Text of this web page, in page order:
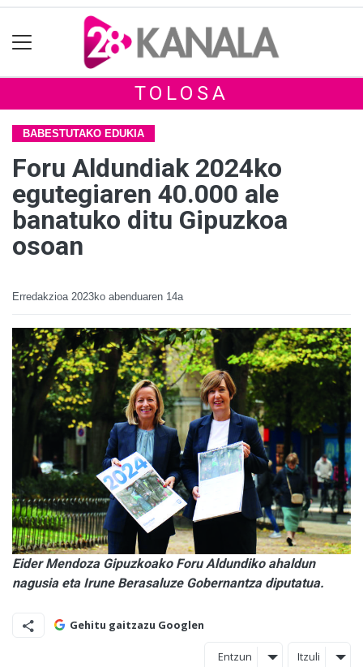
TOLOSA
BABESTUTAKO EDUKIA
Foru Aldundiak 2024ko
egutegiaren 40.000 ale
banatuko ditu Gipuzkoa
osoan
Erredakzioa 2023ko abenduaren 14a
Eider Mendoza Gipuzkoako Foru Aldundiko ahaldun
nagusia eta Irune Berasaluze Gobernantza diputatua.
Gehitu gaitzazu Googlen
Entzun Itzuli